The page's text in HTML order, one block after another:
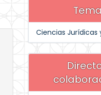
Ciencias Jurídicas